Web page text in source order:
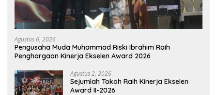
Agustus 6, 2026
Pengusaha Muda Muhammad Riski Ibrahim Raih
Penghargaan Kinerja Ekselen Award 2026
Agustus 2, 2026
Sejumlah Tokoh Raih Kinerja Ekselen
Award II-2026